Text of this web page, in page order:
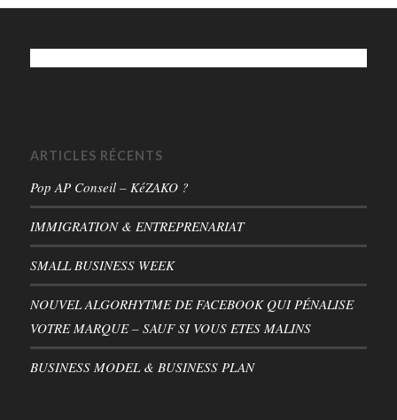
ARTICLES RÉCENTS
Pop AP Conseil – KéZAKO ?
IMMIGRATION & ENTREPRENARIAT
SMALL BUSINESS WEEK
NOUVEL ALGORHYTME DE FACEBOOK QUI PÉNALISE
VOTRE MARQUE – SAUF SI VOUS ETES MALINS
BUSINESS MODEL & BUSINESS PLAN